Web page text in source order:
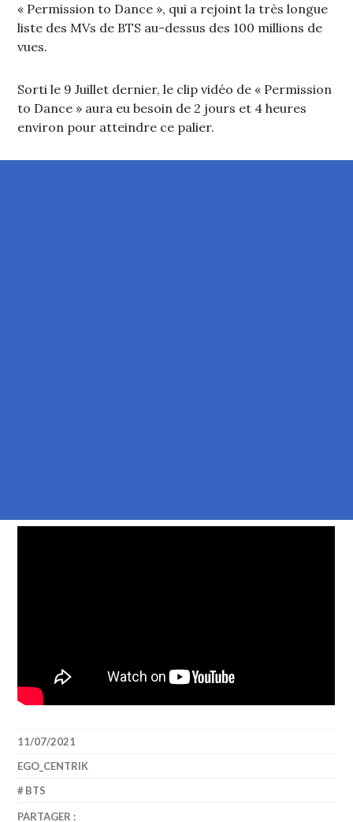
« Permission to Dance », qui a rejoint la très longue
liste des MVs de BTS au-dessus des 100 millions de
vues.
Sorti le 9 Juillet dernier, le clip vidéo de « Permission
to Dance » aura eu besoin de 2 jours et 4 heures
environ pour atteindre ce palier.
11/07/2021
EGO_CENTRIK
BTS
PARTAGER :